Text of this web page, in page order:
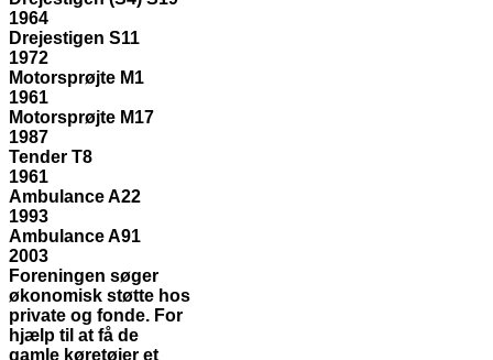
1964
Drejestigen S11
1972
Motorsprøjte M1
1961
Motorsprøjte M17
1987
Tender T8
1961
Ambulance A22
1993
Ambulance A91
2003
Foreningen søger
økonomisk støtte hos
private og fonde. For
hjælp til at få de
gamle køretøjer et